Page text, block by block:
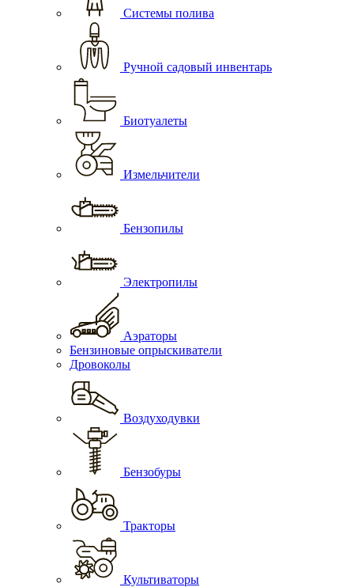
Системы полива
Ручной садовый инвентарь
Биотуалеты
Измельчители
Бензопилы
Электропилы
Аэраторы
Бензиновые опрыскиватели
Дровоколы
Воздуходувки
Бензобуры
Тракторы
Культиваторы